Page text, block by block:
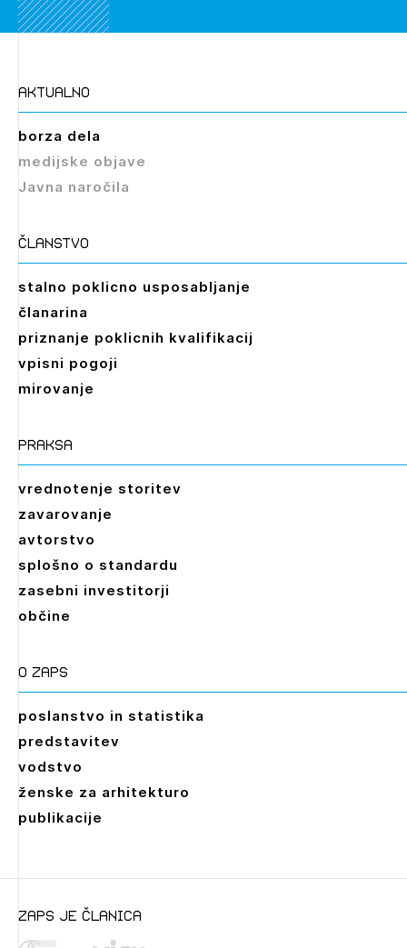
aktualno
borza dela
medijske objave
Javna naročila
članstvo
stalno poklicno usposabljanje
članarina
priznanje poklicnih kvalifikacij
vpisni pogoji
mirovanje
praksa
vrednotenje storitev
zavarovanje
avtorstvo
splošno o standardu
zasebni investitorji
občine
O zaps
poslanstvo in statistika
predstavitev
vodstvo
ženske za arhitekturo
publikacije
zaps je članica